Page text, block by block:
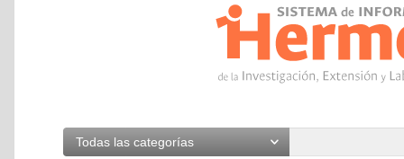
Todas las categorías